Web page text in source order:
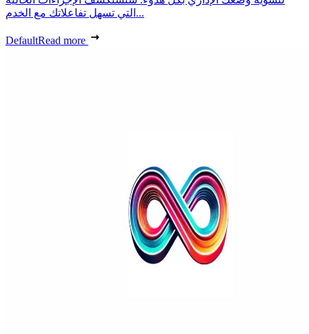
التي تسهل تفاعلاتك مع الخدم...
DefaultRead more